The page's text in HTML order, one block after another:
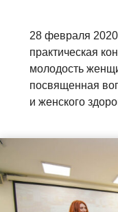
28 февраля
практическая
молодость
посвященная
и женского